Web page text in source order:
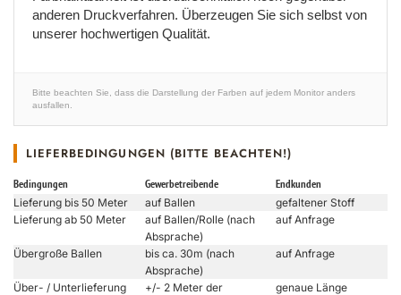
anderen Druckverfahren. Überzeugen Sie sich selbst von
unserer hochwertigen Qualität.
Bitte beachten Sie, dass die Darstellung der Farben auf jedem Monitor anders
ausfallen.
LIEFERBEDINGUNGEN (BITTE BEACHTEN!)
Bedingungen Gewerbetreibende Endkunden
Lieferung bis 50 Meter auf Ballen
gefaltener Stoff
Lieferung ab 50 Meter
auf Ballen/Rolle (nach
Absprache)
auf Anfrage
Übergroße Ballen
bis ca. 30m (nach
Absprache)
auf Anfrage
Über- / Unterlieferung
+/- 2 Meter der
genaue Länge